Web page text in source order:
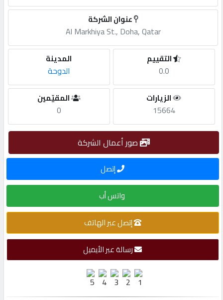
طلب
الاحصائيات
الأقسام
شركات
إبحث
إتصل
عنوان الشركة
Al Markhiya St., Doha, Qatar
المدينة
الدوحة
التقييم
0.0
المقيّمين
0
الزيارات
15664
صور أعمال الشركة
إتصل
واتس أب
إتصل عبر الهاتف
رسالة عبر الأيميل